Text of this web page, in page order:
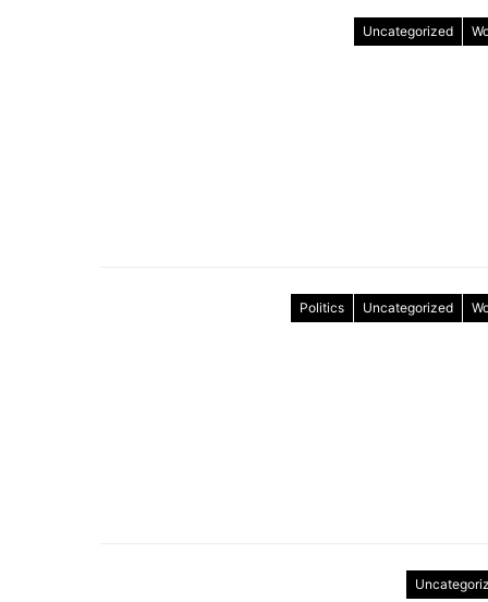
Uncategorized
Politics Uncategorized